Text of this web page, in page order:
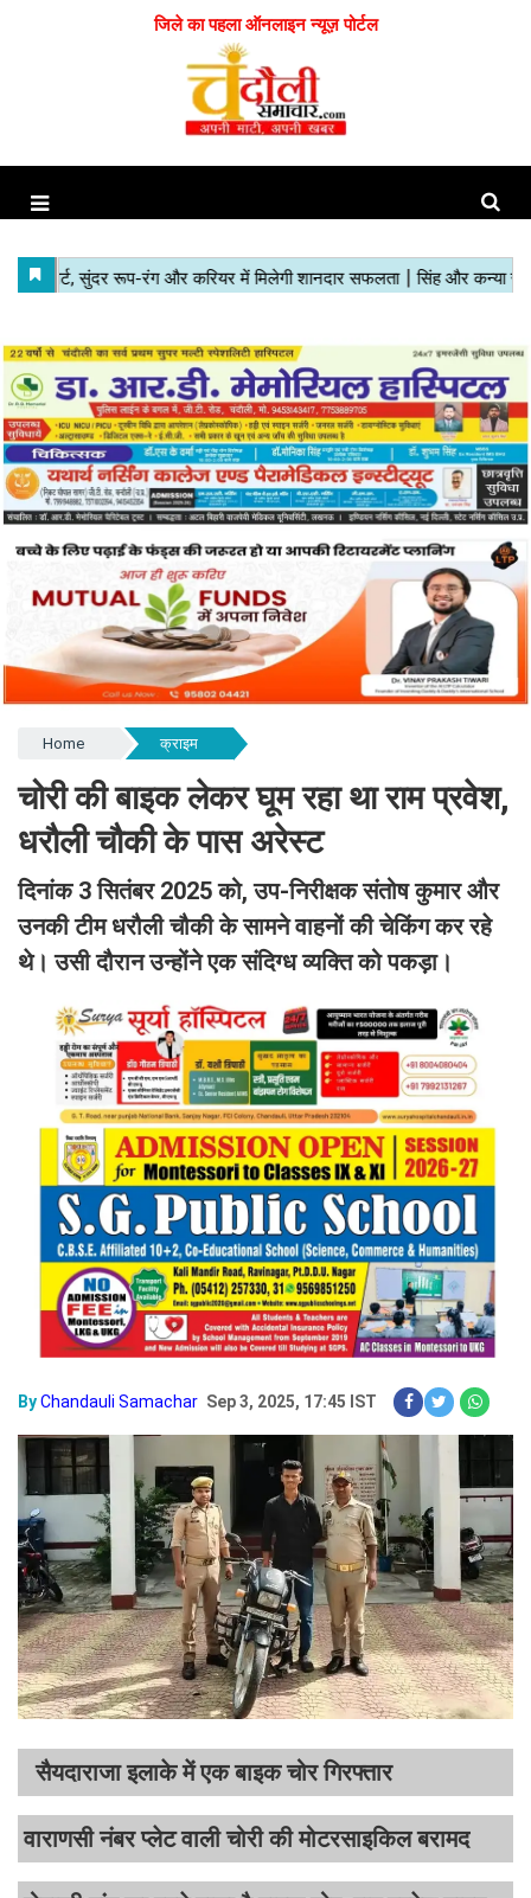
जिले का पहला ऑनलाइन न्यूज़ पोर्टल
Home क्राइम
चोरी की बाइक लेकर घूम रहा था राम प्रवेश,
धरौली चौकी के पास अरेस्ट
दिनांक 3 सितंबर 2025 को, उप-निरीक्षक संतोष कुमार और
उनकी टीम धरौली चौकी के सामने वाहनों की चेकिंग कर रहे
थे। उसी दौरान उन्होंने एक संदिग्ध व्यक्ति को पकड़ा।
ByChandauli Samachar Sep 3, 2025, 17:45 IST
सैयदाराजा इलाके में एक बाइक चोर गिरफ्तार
वाराणसी नंबर प्लेट वाली चोरी की मोटरसाइकिल बरामद